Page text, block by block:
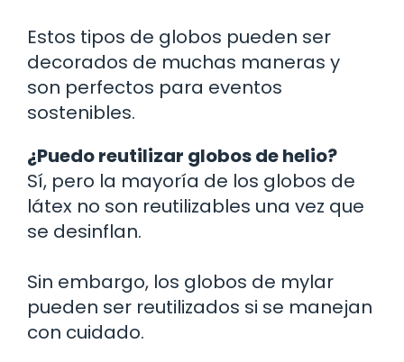
Estos tipos de globos pueden ser
decorados de muchas maneras y
son perfectos para eventos
sostenibles.
¿Puedo reutilizar globos de helio?
Sí, pero la mayoría de los globos de
látex no son reutilizables una vez que
se desinflan.
Sin embargo, los globos de mylar
pueden ser reutilizados si se manejan
con cuidado.